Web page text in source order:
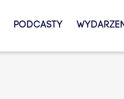
PODCASTY